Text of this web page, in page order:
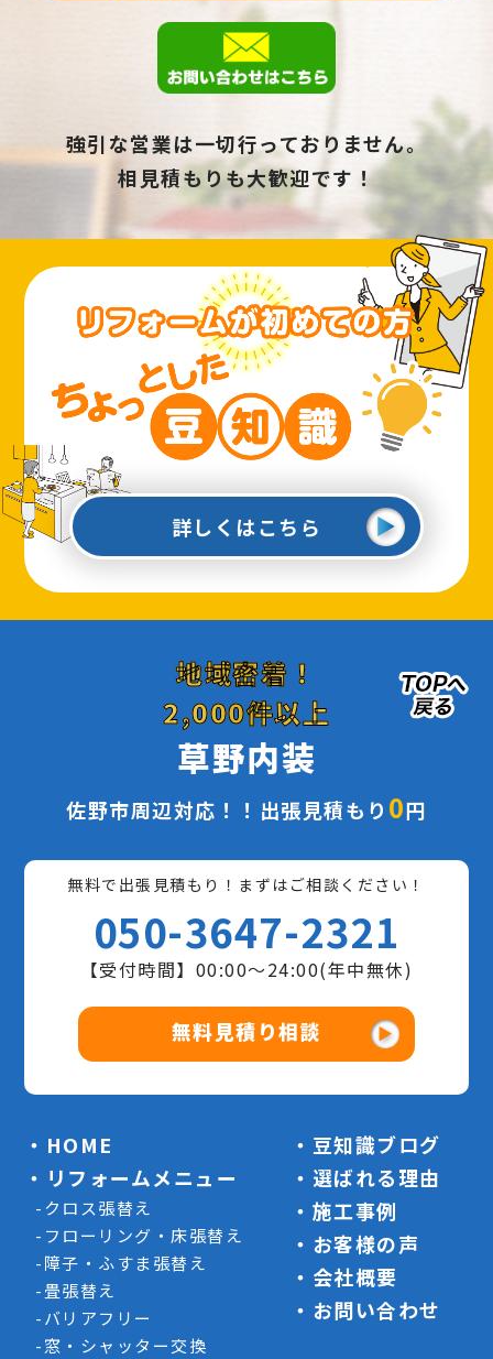
強引な営業は一切行っておりません。
相見積もりも大歓迎です！
詳しくはこちら
地域密着！
2,000件以上
草野内装
佐野市周辺対応！！出張見積もり 0円
無料で出張見積もり！まずはご相談ください！
050-3647-2321
【受付時間】00:00〜24:00(年中無休)
無料見積り相談
HOME
リフォームメニュー
クロス張替え
フローリング・床張替え
障子・ふすま張替え
畳張替え
バリアフリー
窓・シャッター交換
豆知識ブログ
選ばれる理由
施工事例
お客様の声
会社概要
お問い合わせ